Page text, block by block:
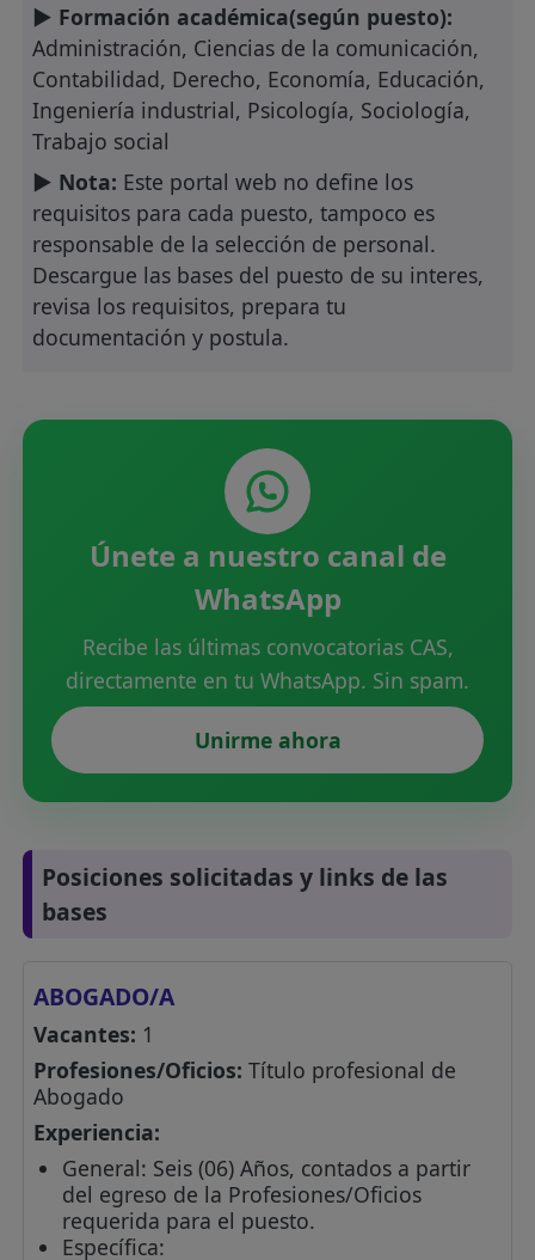
► Formación académica(según puesto):
Administración, Ciencias de la comunicación,
Contabilidad, Derecho, Economía, Educación,
Ingeniería industrial, Psicología, Sociología,
Trabajo social
► Nota: Este portal web no define los
requisitos para cada puesto, tampoco es
responsable de la selección de personal.
Descargue las bases del puesto de su interes,
revisa los requisitos, prepara tu
documentación y postula.
Únete a nuestro canal de
WhatsApp
Recibe las últimas convocatorias CAS,
directamente en tu WhatsApp. Sin spam.
Unirme ahora
Posiciones solicitadas y links de las
bases
ABOGADO/A
Vacantes: 1
Profesiones/Oficios: Título profesional de
Abogado
Experiencia:
General: Seis (06) Años, contados a partir
del egreso de la Profesiones/Oficios
requerida para el puesto.
Específica: